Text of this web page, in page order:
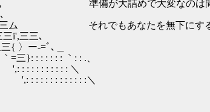
三', 準備が大詰めで大変なのは間違
!三ム それでもあなたを無下にするほ
i',三三､
ー-=ﾞ､＿
: : : : : : ｀: : .、
: : : : : : : : : ＼
: : : : : : : : : : :＼